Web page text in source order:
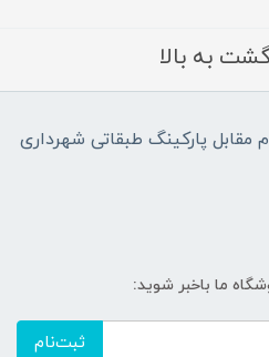
به بالا
مقابل پارکینگ طبقاتی شهرداری
ما باخبر شوید:
ثبت‌نام